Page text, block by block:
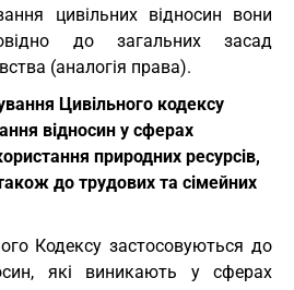
цивільних відносин вони
до загальних засад
(аналогія права).
Цивільного кодексу
відносин у сферах
природних ресурсів,
до трудових та сімейних
Кодексу застосовуються до
які виникають у сферах